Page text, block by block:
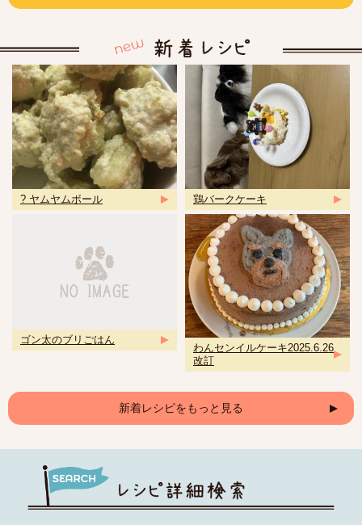
? ヤムヤムボール 鶏バークケーキ
ゴン太のブリごはん
わんセンイルケーキ2025.6.26
改訂
新着レシピをもっと見る